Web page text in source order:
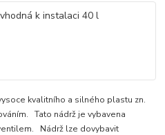
kvalitního a silného plastu zn.
Tato nádrž je vybavena
Nádrž lze dovybavit